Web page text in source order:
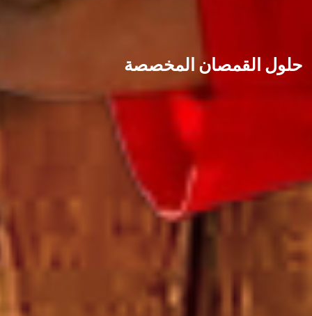
حلول القمصان المخصصة